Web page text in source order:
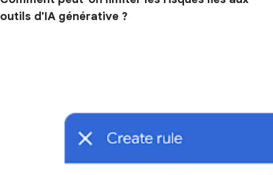
outils d'IA générative ?